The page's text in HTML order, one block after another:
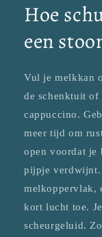
Hoe
een
Vul je melkkan
de schenktuit of
cappuccino.
meer tijd om
open voordat je
pijpje verdwijnt.
melkoppervlak,
kort lucht toe.
scheurgeluid.